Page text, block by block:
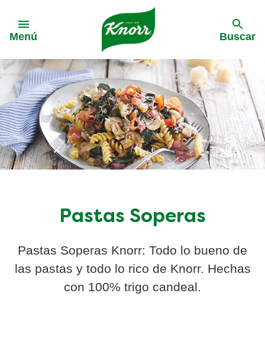
Menú Buscar
Pastas Soperas
Pastas Soperas Knorr: Todo lo bueno de
las pastas y todo lo rico de Knorr. Hechas
con 100% trigo candeal.